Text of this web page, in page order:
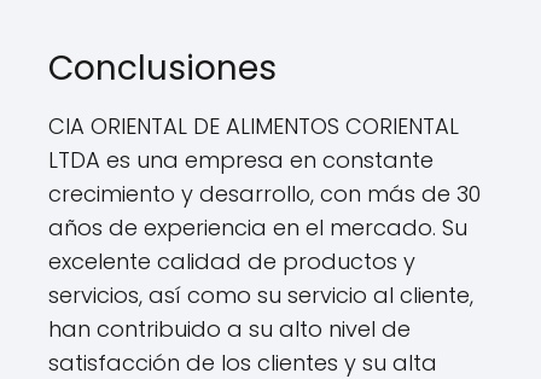
Conclusiones
CIA ORIENTAL DE ALIMENTOS CORIENTAL
LTDA es una empresa en constante
crecimiento y desarrollo, con más de 30
años de experiencia en el mercado. Su
excelente calidad de productos y
servicios, así como su servicio al cliente,
han contribuido a su alto nivel de
satisfacción de los clientes y su alta